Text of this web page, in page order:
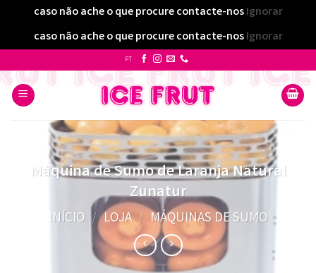
caso não ache o que procure contacte-nosIgnorar
caso não ache o que procure contacte-nosIgnorar
to
content
PT
Máquina de Sumo de Laranja Natural
Zunatur
INÍCIO / LOJA / MÁQUINAS DE SUMO